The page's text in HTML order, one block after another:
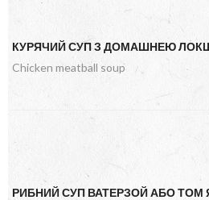
КУРЯЧИЙ СУП З ДОМАШНЕЮ
Chicken meatball soup
РИБНИЙ СУП ВАТЕРЗОЙ АБО ТОМ